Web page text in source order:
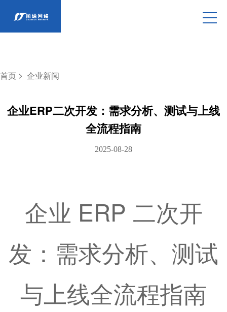
首页 > 企业新闻
企业ERP二次开发：需求分析、测试与上线
全流程指南
2025-08-28
企业 ERP 二次开
发：需求分析、测试
与上线全流程指南